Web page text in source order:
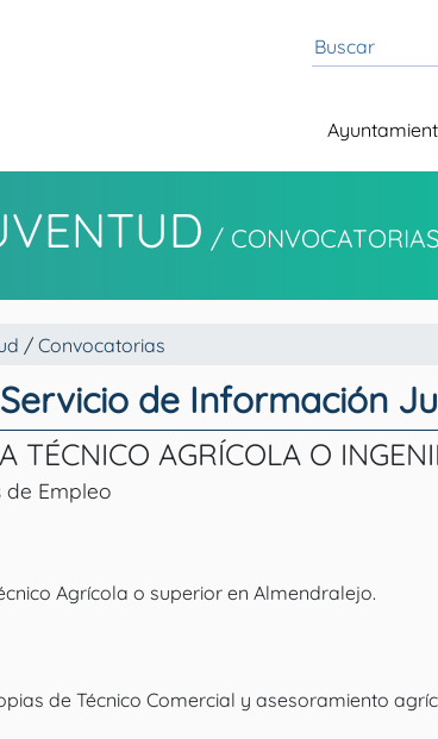
/ CONVOCATORIAS
/ Convocatorias
de Información
TÉCNICO AGRÍCOLA O
de Empleo
Agrícola o superior en Almendralejo.
de Técnico Comercial y asesoramiento